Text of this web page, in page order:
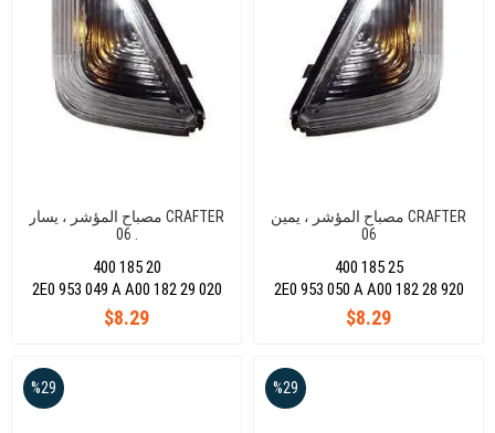
مصباح المؤشر ، يسار CRAFTER
06 .
400 185 20
$8.29
2E0 953 049 A A00 182 29 020
مصباح المؤشر ، يمين CRAFTER
06
400 185 25
$8.29
2E0 953 050 A A00 182 28 920
%29 %29